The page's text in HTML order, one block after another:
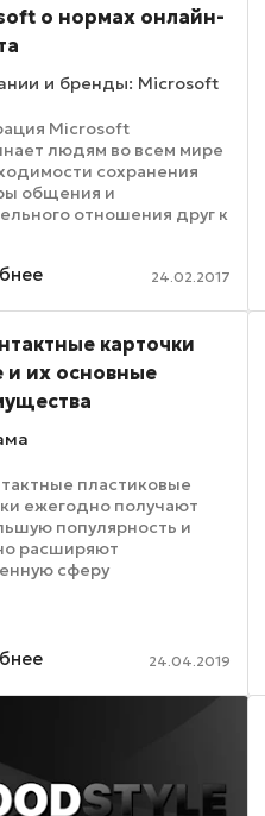
о нормах онлайн-
и бренды: Microsoft
Microsoft
людям во всем мире
сохранения
общения и
отношения друг к
исследование,
24.02.2017
карточки
и их основные
пластиковые
ежегодно получают
популярность и
расширяют
сферу
в корпус изделия,
24.04.2019